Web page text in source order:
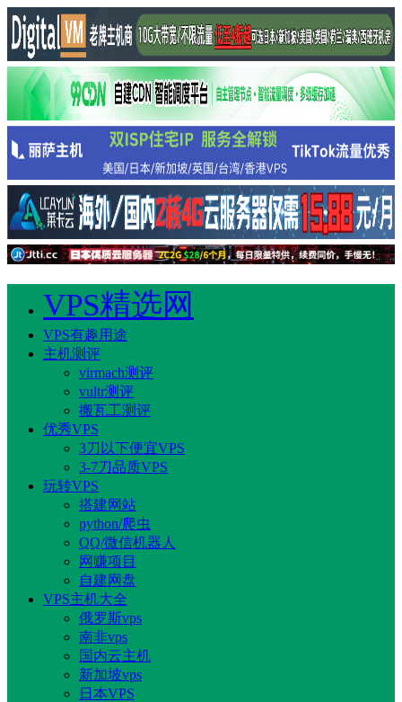
VPS精选网
VPS有趣用途
主机测评
virmach测评
vultr测评
搬瓦工测评
优秀VPS
3刀以下便宜VPS
3-7刀品质VPS
玩转VPS
搭建网站
python/爬虫
QQ/微信机器人
网赚项目
自建网盘
VPS主机大全
俄罗斯vps
南非vps
国内云主机
新加坡vps
日本VPS